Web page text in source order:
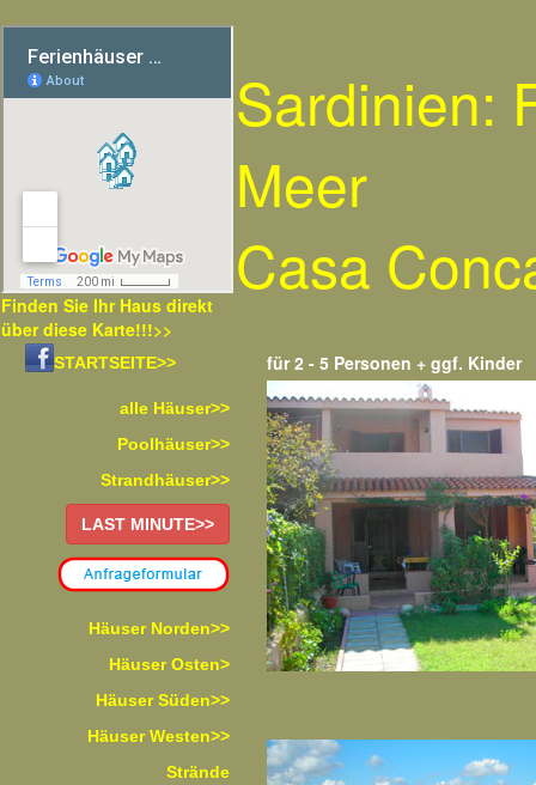
Finden Sie Ihr Haus direkt
über diese Karte!!!>>
Sardinien:
Meer
Casa
STARTSEITE>>
alle Häuser>>
Poolhäuser>>
Strandhäuser>>
LAST MINUTE>>
Häuser Norden>>
Häuser Osten>
Häuser Süden>>
Häuser Westen>>
Strände
für 2 - 5 Personen + ggf. Kinder